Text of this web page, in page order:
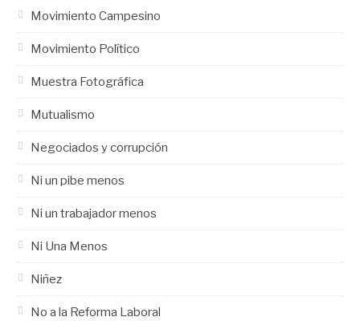
Movimiento Campesino
Movimiento Político
Muestra Fotográfica
Mutualismo
Negociados y corrupción
Ni un pibe menos
Ni un trabajador menos
Ni Una Menos
Niñez
No a la Reforma Laboral